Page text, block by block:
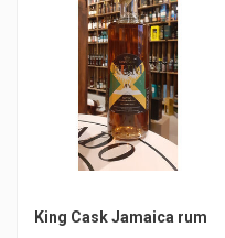
King Cask Jamaica rum